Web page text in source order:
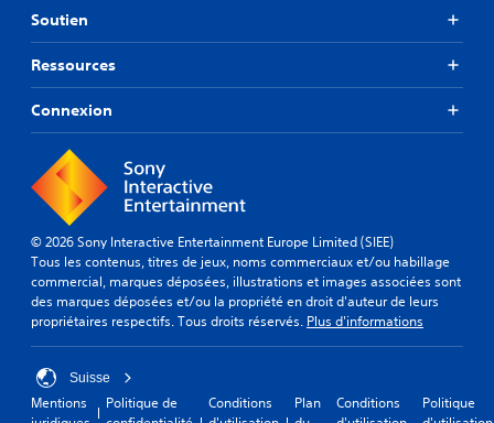
Soutien
Ressources
Connexion
© 2026 Sony Interactive Entertainment Europe Limited (SIEE)
Tous les contenus, titres de jeux, noms commerciaux et/ou habillage
commercial, marques déposées, illustrations et images associées sont
des marques déposées et/ou la propriété en droit d'auteur de leurs
propriétaires respectifs. Tous droits réservés. Plus d'informations
Suisse
Mentions
Politique de
Conditions
Plan
Conditions
Politique